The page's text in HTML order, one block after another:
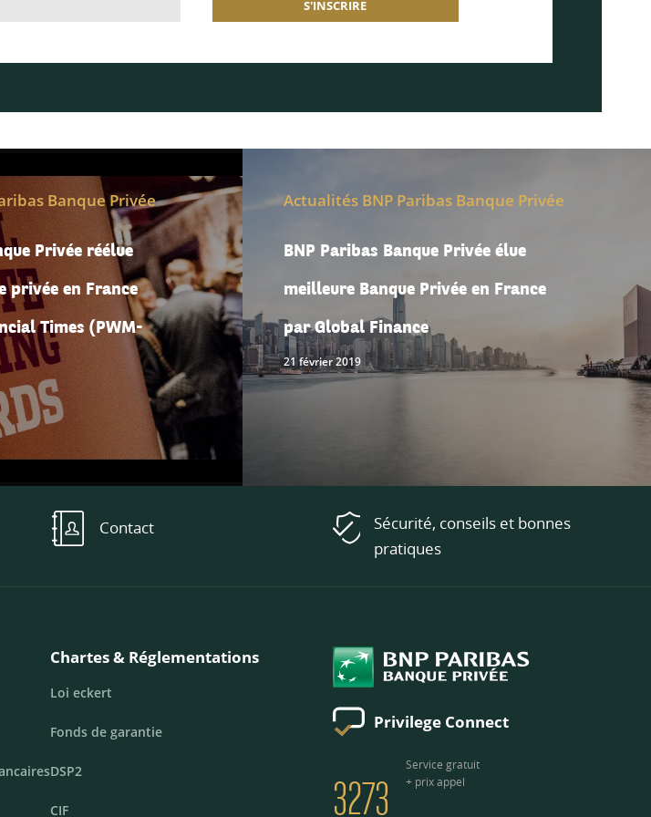
S'INSCRIRE
Banque Privée
Privée réélue
privée en France
Times (PWM-
Actualités BNP Paribas Banque Privée
BNP Paribas Banque Privée élue
meilleure Banque Privée en France
par Global Finance
21 février 2019
Contact
Sécurité, conseils et bonnes
pratiques
Chartes & Réglementations
Loi eckert
Fonds de garantie
DSP2
CIF
Privilege Connect
3273
Service gratuit
+ prix appel